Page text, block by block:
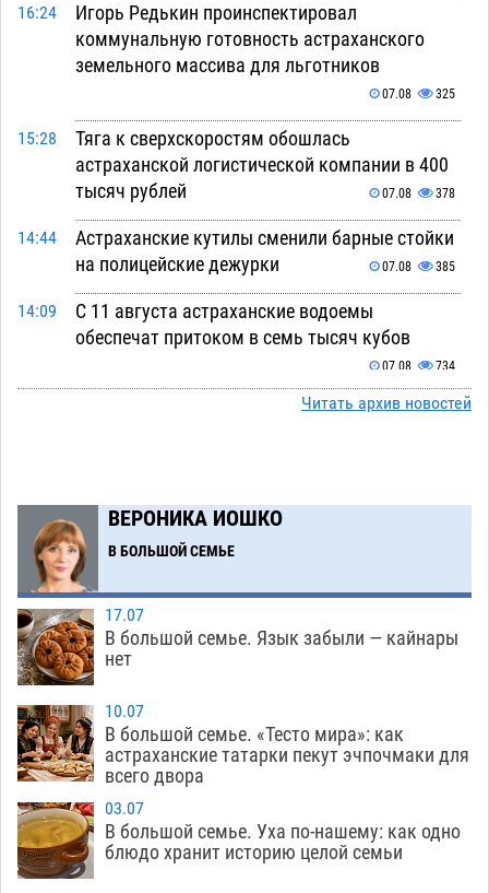
16:24
Игорь Редькин проинспектировал
коммунальную готовность астраханского
земельного массива для льготников
07.08 325
15:28
Тяга к сверхскоростям обошлась
астраханской логистической компании в 400
тысяч рублей
07.08 378
14:44
Астраханские кутилы сменили барные стойки
на полицейские дежурки
07.08 385
14:09
С 11 августа астраханские водоемы
обеспечат притоком в семь тысяч кубов
07.08 734
Астраханский аэропорт попробует отбиться
помойку
11:58
В Астрахани подросток угнал мотоцикл и
похитил чужие мобильник с банковскими
картами
11:20
Астраханцев ждут на парковом газоне с
призами и эрмитажными котами
10:43
Астраханский суд встал на сторону МЧС в
споре за возврат униформы
07.08 439
10:02
На Всероссийской Спартакиаде астраханские
гандболисты уступили казанским «драконам»
07.08
Читать архив новостей
ВЕРОНИКА ИОШКО
В БОЛЬШОЙ СЕМЬЕ
17.07
В большой семье. Язык забыли — кайнары
нет
10.07
В большой семье. «Тесто мира»: как
астраханские татарки пекут эчпочмаки для
всего двора
03.07
В большой семье. Уха по-нашему: как одно
блюдо хранит историю целой семьи